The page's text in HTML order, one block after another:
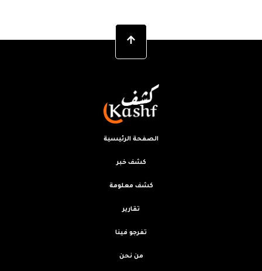
الصفحة الرئيسية
كشف خبر
كشف معلومة
تقارير
تفرجو فينا
من نحن